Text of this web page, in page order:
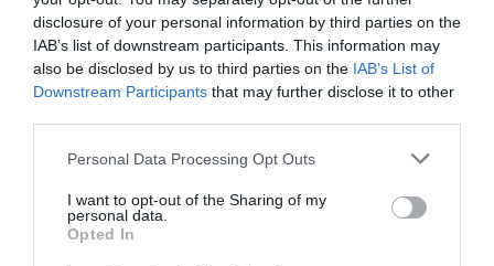
disclosure of your personal information by third parties on the
IAB’s list of downstream participants. This information may
also be disclosed by us to third parties on the IAB’s List of
Downstream Participants that may further disclose it to other
Personal Data Processing Opt Outs
I want to opt-out of the Sharing of my
personal data.
Opted In
Model Predator GM712
wyświetlania
Kontrast
10 000:1
Współczynnik
projekcji (min)